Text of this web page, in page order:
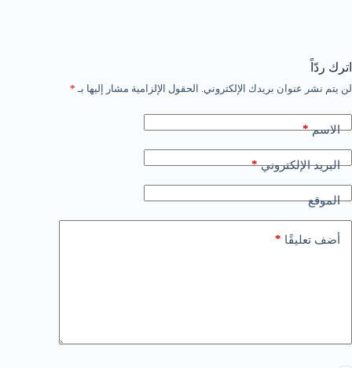
اترك ردّاً
لن يتم نشر عنوان بريدك الإلكتروني. الحقول الإلزامية مشار إليها بـ *
الاسم*
البريد الإلكتروني*
الموقع
أضف تعليقًا *